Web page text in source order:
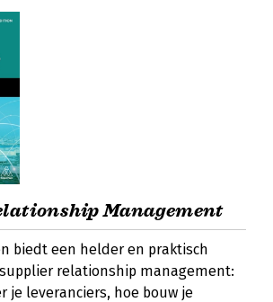
Management
biedt een helder en praktisch
relationship management:
je leveranciers, hoe bouw je